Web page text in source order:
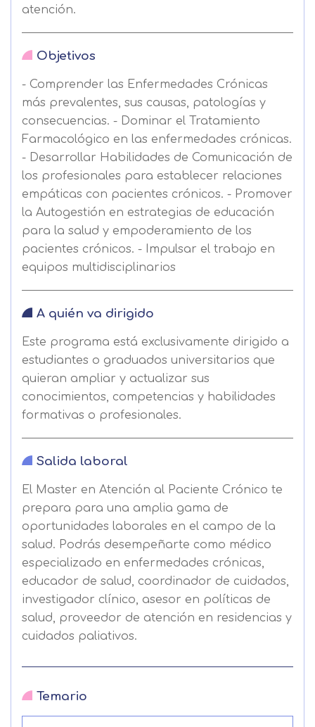
atención.
Objetivos
- Comprender las Enfermedades Crónicas
más prevalentes, sus causas, patologías y
consecuencias. - Dominar el Tratamiento
Farmacológico en las enfermedades crónicas.
- Desarrollar Habilidades de Comunicación de
los profesionales para establecer relaciones
empáticas con pacientes crónicos. - Promover
la Autogestión en estrategias de educación
para la salud y empoderamiento de los
pacientes crónicos. - Impulsar el trabajo en
equipos multidisciplinarios
A quién va dirigido
Este programa está exclusivamente dirigido a
estudiantes o graduados universitarios que
quieran ampliar y actualizar sus
conocimientos, competencias y habilidades
formativas o profesionales.
Salida laboral
El Master en Atención al Paciente Crónico te
prepara para una amplia gama de
oportunidades laborales en el campo de la
salud. Podrás desempeñarte como médico
especializado en enfermedades crónicas,
educador de salud, coordinador de cuidados,
investigador clínico, asesor en políticas de
salud, proveedor de atención en residencias y
cuidados paliativos.
Temario